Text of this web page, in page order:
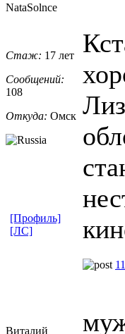
NataSolnce
Стаж: 17 лет
Сообщений:
108
Откуда: Омск
[Профиль]
[ЛС]
Виталий